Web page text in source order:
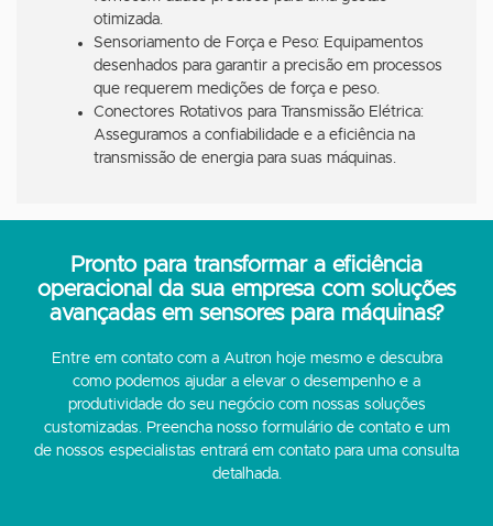
otimizada.
Sensoriamento de Força e Peso: Equipamentos
desenhados para garantir a precisão em processos
que requerem medições de força e peso.
Conectores Rotativos para Transmissão Elétrica:
Asseguramos a confiabilidade e a eficiência na
transmissão de energia para suas máquinas.
Pronto para transformar a eficiência
operacional da sua empresa com soluções
avançadas em sensores para máquinas?
Entre em contato com a Autron hoje mesmo e descubra
como podemos ajudar a elevar o desempenho e a
produtividade do seu negócio com nossas soluções
customizadas. Preencha nosso formulário de contato e um
de nossos especialistas entrará em contato para uma consulta
detalhada.